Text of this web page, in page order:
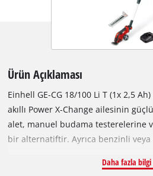
Ürün Açıklaması
Einhell GE-CG 18/100 Li T (1x 2,5
akıllı Power X-Change ailesinin
alet, manuel budama testerelerine
bir alternatiftir. Ayrıca benzinli
ve ağaçları budamak,
Daha fazla bilgi